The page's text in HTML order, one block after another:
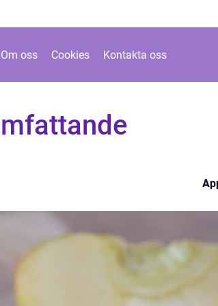
Om oss Cookies Kontakta oss